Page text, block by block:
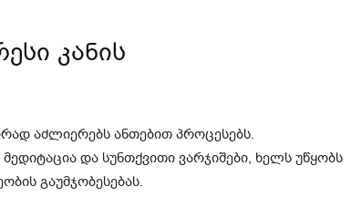
კანის
აძლიერებს ანთებით პროცესებს.
და სუნთქვითი ვარჯიშები, ხელს უწყობს
გაუმჯობესებას.